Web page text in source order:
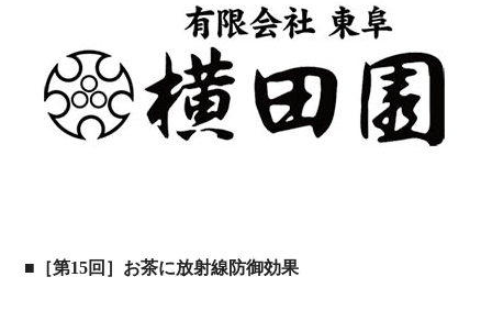
■［第15回］お茶に放射線防御効果